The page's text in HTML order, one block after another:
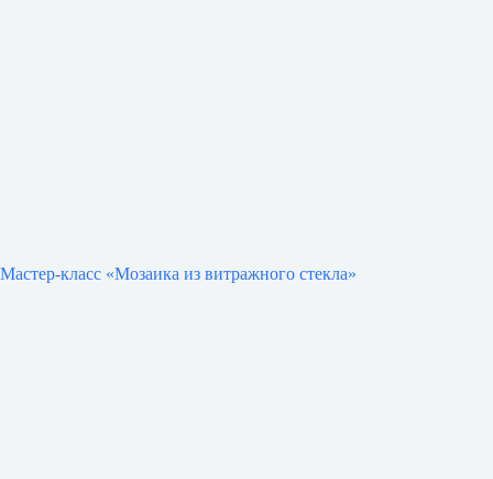
Мастер-класс «Мозаика из витражного стекла»